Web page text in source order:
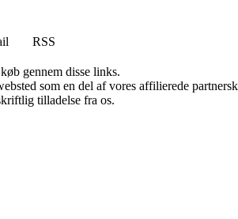
RSS
gennem disse links.
som en del af vores affilierede
tilladelse fra os.